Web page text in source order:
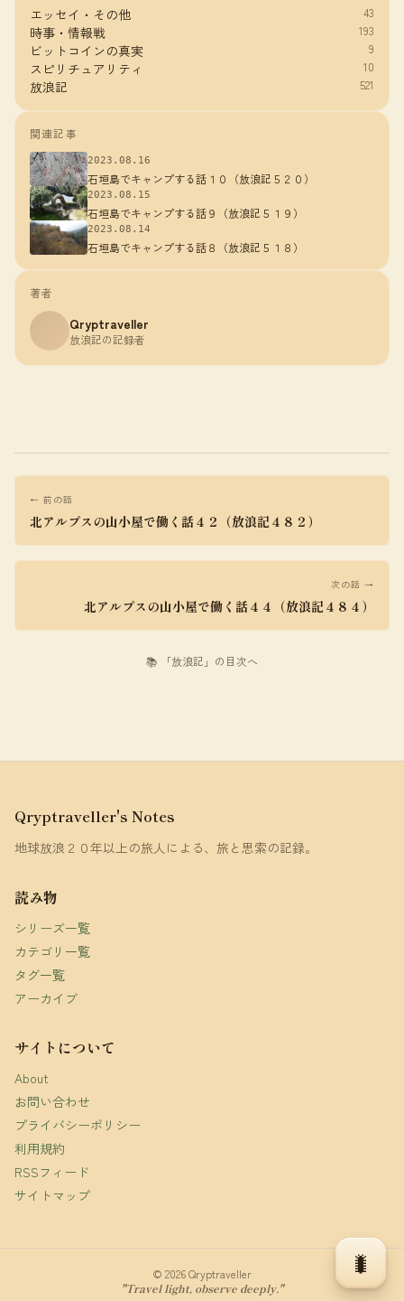
エッセイ・その他 43
時事・情報戦 193
ビットコインの真実 9
スピリチュアリティ 10
放浪記 521
関連記事
2023.08.16
石垣島でキャンプする話１０（放浪記５２０）
2023.08.15
石垣島でキャンプする話９（放浪記５１９）
2023.08.14
石垣島でキャンプする話８（放浪記５１８）
著者
Qryptraveller
放浪記の記録者
← 前の話
北アルプスの山小屋で働く話４２（放浪記４８２）
次の話 →
北アルプスの山小屋で働く話４４（放浪記４８４）
📚 「放浪記」の目次へ
Qryptraveller's Notes
地球放浪２０年以上の旅人による、旅と思索の記録。
読み物
シリーズ一覧
カテゴリ一覧
タグ一覧
アーカイブ
サイトについて
About
お問い合わせ
プライバシーポリシー
利用規約
RSSフィード
サイトマップ
© 2026 Qryptraveller
"Travel light, observe deeply."
🐛